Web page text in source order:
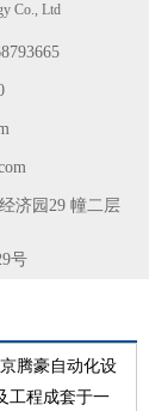
济园29 幢二层
Co., Ltd
号
工程成套于一